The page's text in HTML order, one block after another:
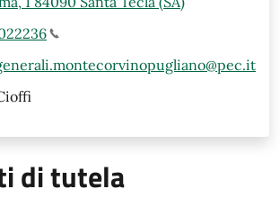
di tutela